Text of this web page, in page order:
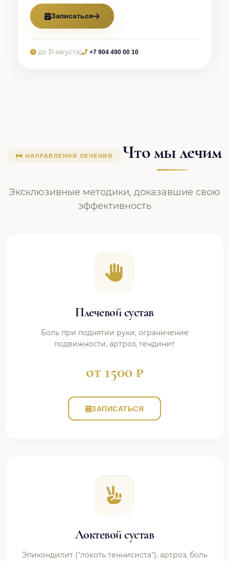
Записаться
до 31 августа +7 904 490 00 10
НАПРАВЛЕНИЯ ЛЕЧЕНИЯ Что мы лечим
Эксклюзивные методики, доказавшие свою
эффективность
Плечевой сустав
Боль при поднятии руки, ограничение
подвижности, артроз, тендинит
от 1500 ₽
ЗАПИСАТЬСЯ
Локтевой сустав
Эпикондилит ("локоть теннисиста"), артроз, боль